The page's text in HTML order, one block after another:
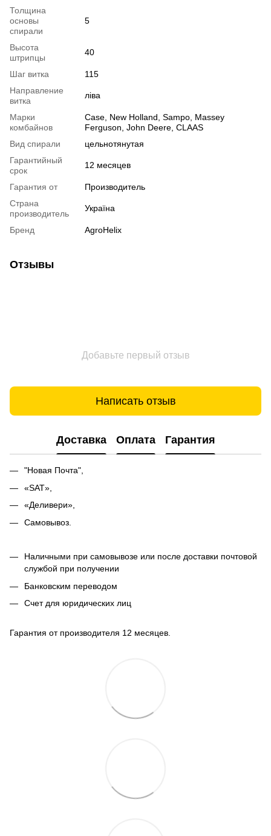
Толщина
основы
спирали
5
Высота
штрипцы
40
Шаг витка
115
Направление
витка
ліва
Марки
комбайнов
Case, New Holland, Sampo, Massey
Ferguson, John Deere, CLAAS
Вид спирали
цельнотянутая
Гарантийный
срок
12 месяцев
Гарантия от
Производитель
Страна
производитель
Україна
Бренд AgroHelix
Отзывы
Добавьте первый отзыв
Написать отзыв
Доставка Оплата Гарантия
"Новая Почта",
«SAT»,
«Деливери»,
Самовывоз.
Наличными при самовывозе или после доставки почтовой
службой при получении
Банковским переводом
Счет для юридических лиц
Гарантия от производителя 12 месяцев.